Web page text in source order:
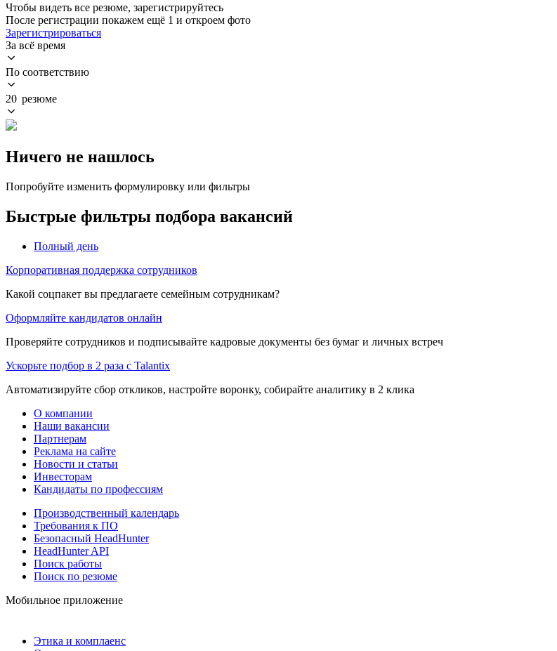
Чтобы видеть все резюме, зарегистрируйтесь
После регистрации покажем ещё 1 и откроем фото
Зарегистрироваться
За всё время
По соответствию
20 резюме
Ничего не нашлось
Попробуйте изменить формулировку или фильтры
Быстрые фильтры подбора вакансий
Полный день
Корпоративная поддержка сотрудников
Какой соцпакет вы предлагаете семейным сотрудникам?
Оформляйте кандидатов онлайн
Проверяйте сотрудников и подписывайте кадровые документы без бумаг и личных встреч
Ускорьте подбор в 2 раза с Talantix
Автоматизируйте сбор откликов, настройте воронку, собирайте аналитику в 2 клика
О компании
Наши вакансии
Партнерам
Реклама на сайте
Новости и статьи
Инвесторам
Кандидаты по профессиям
Производственный календарь
Требования к ПО
Безопасный HeadHunter
HeadHunter API
Поиск работы
Поиск по резюме
Мобильное приложение
Этика и комплаенс